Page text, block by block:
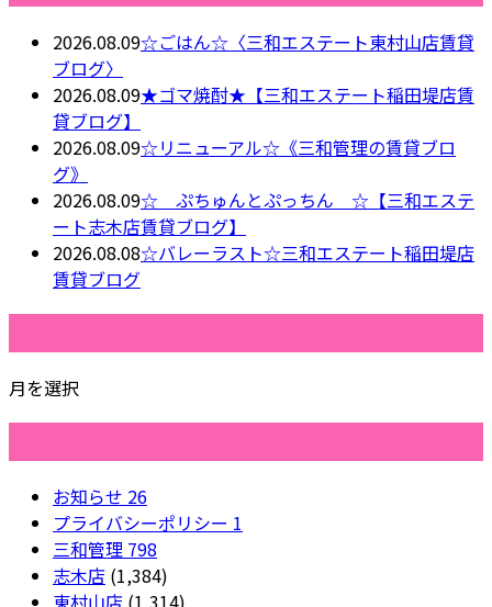
2026.08.09☆ごはん☆〈三和エステート東村山店賃貸
ブログ〉
2026.08.09★ゴマ焼酎★【三和エステート稲田堤店賃
貸ブログ】
2026.08.09☆リニューアル☆《三和管理の賃貸ブロ
グ》
2026.08.09☆ ぷちゅんとぷっちん ☆【三和エステ
ート志木店賃貸ブログ】
2026.08.08☆バレーラスト☆三和エステート稲田堤店
賃貸ブログ
月を選択
お知らせ 26
プライバシーポリシー 1
三和管理 798
志木店 (1,384)
東村山店 (1,314)